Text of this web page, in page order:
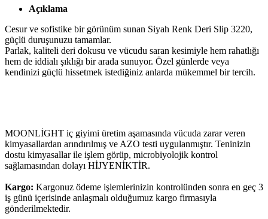
Açıklama
Cesur ve sofistike bir görünüm sunan Siyah Renk Deri Slip 3220,
güçlü duruşunuzu tamamlar.
Parlak, kaliteli deri dokusu ve vücudu saran kesimiyle hem rahatlığı
hem de iddialı şıklığı bir arada sunuyor. Özel günlerde veya
kendinizi güçlü hissetmek istediğiniz anlarda mükemmel bir tercih.
MOONLİGHT iç giyimi üretim aşamasında vücuda zarar veren
kimyasallardan arındırılmış ve AZO testi uygulanmıştır. Teninizin
dostu kimyasallar ile işlem görüp, microbiyolojik kontrol
sağlamasından dolayı HİJYENİKTİR.
Kargo: Kargonuz ödeme işlemlerinizin kontrolünden sonra en geç 3
iş günü içerisinde anlaşmalı olduğumuz kargo firmasıyla
gönderilmektedir.